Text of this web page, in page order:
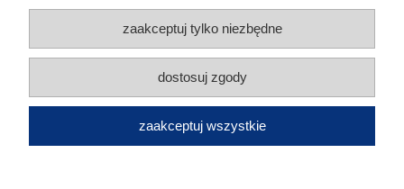
Moje konto
Płatności i dostawa
Informacje
zaakceptuj tylko niezbędne
dostosuj zgody
zaakceptuj wszystkie